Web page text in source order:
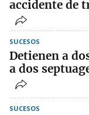
accidente de
SUCESOS
Detienen a
a dos
SUCESOS